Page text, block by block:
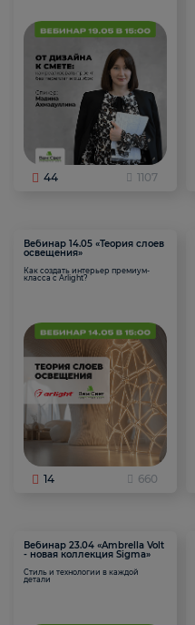
44 1107
Вебинар 14.05 «Теория слоев
освещения»
Как создать интерьер премиум-
класса с Arlight?
14 660
Вебинар 23.04 «Ambrella Volt
- новая коллекция Sigma»
Стиль и технологии в каждой
детали